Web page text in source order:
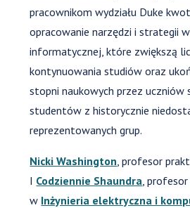
pracownikom wydziału Duke
opracowanie narzędzi i strategii
informatycznej, które zwiększą
kontynuowania studiów oraz
stopni naukowych przez uczniów
studentów z historycznie
reprezentowanych grup.
Nicki Washington , profesor
I Codziennie Shaundra ,
w Inżynieria elektryczna i